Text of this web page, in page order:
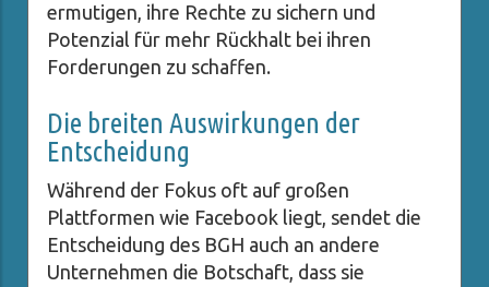
ermutigen, ihre Rechte zu sichern und
Potenzial für mehr Rückhalt bei ihren
Forderungen zu schaffen.
Die breiten Auswirkungen der
Entscheidung
Während der Fokus oft auf großen
Plattformen wie Facebook liegt, sendet die
Entscheidung des BGH auch an andere
Unternehmen die Botschaft, dass sie